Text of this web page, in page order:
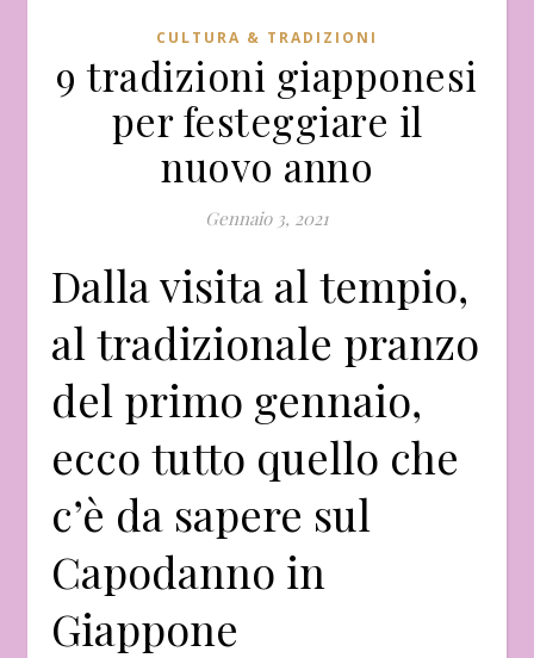
CULTURA & TRADIZIONI
9 tradizioni giapponesi
per festeggiare il
nuovo anno
Gennaio 3, 2021
Dalla visita al tempio,
al tradizionale pranzo
del primo gennaio,
ecco tutto quello che
c’è da sapere sul
Capodanno in
Giappone